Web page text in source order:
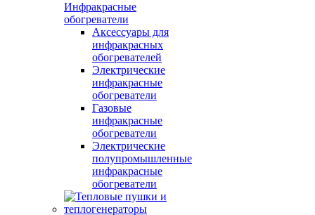
Инфракрасные
обогреватели
Аксессуары для
инфракрасных
обогревателей
Электрические
инфракрасные
обогреватели
Газовые
инфракрасные
обогреватели
Электрические
полупромышленные
инфракрасные
обогреватели